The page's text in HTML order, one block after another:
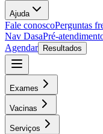
Ajuda
Fale conoscoPerguntas
Nav DasaPré-
Agendar
Resultados
Exames
Vacinas
Serviços